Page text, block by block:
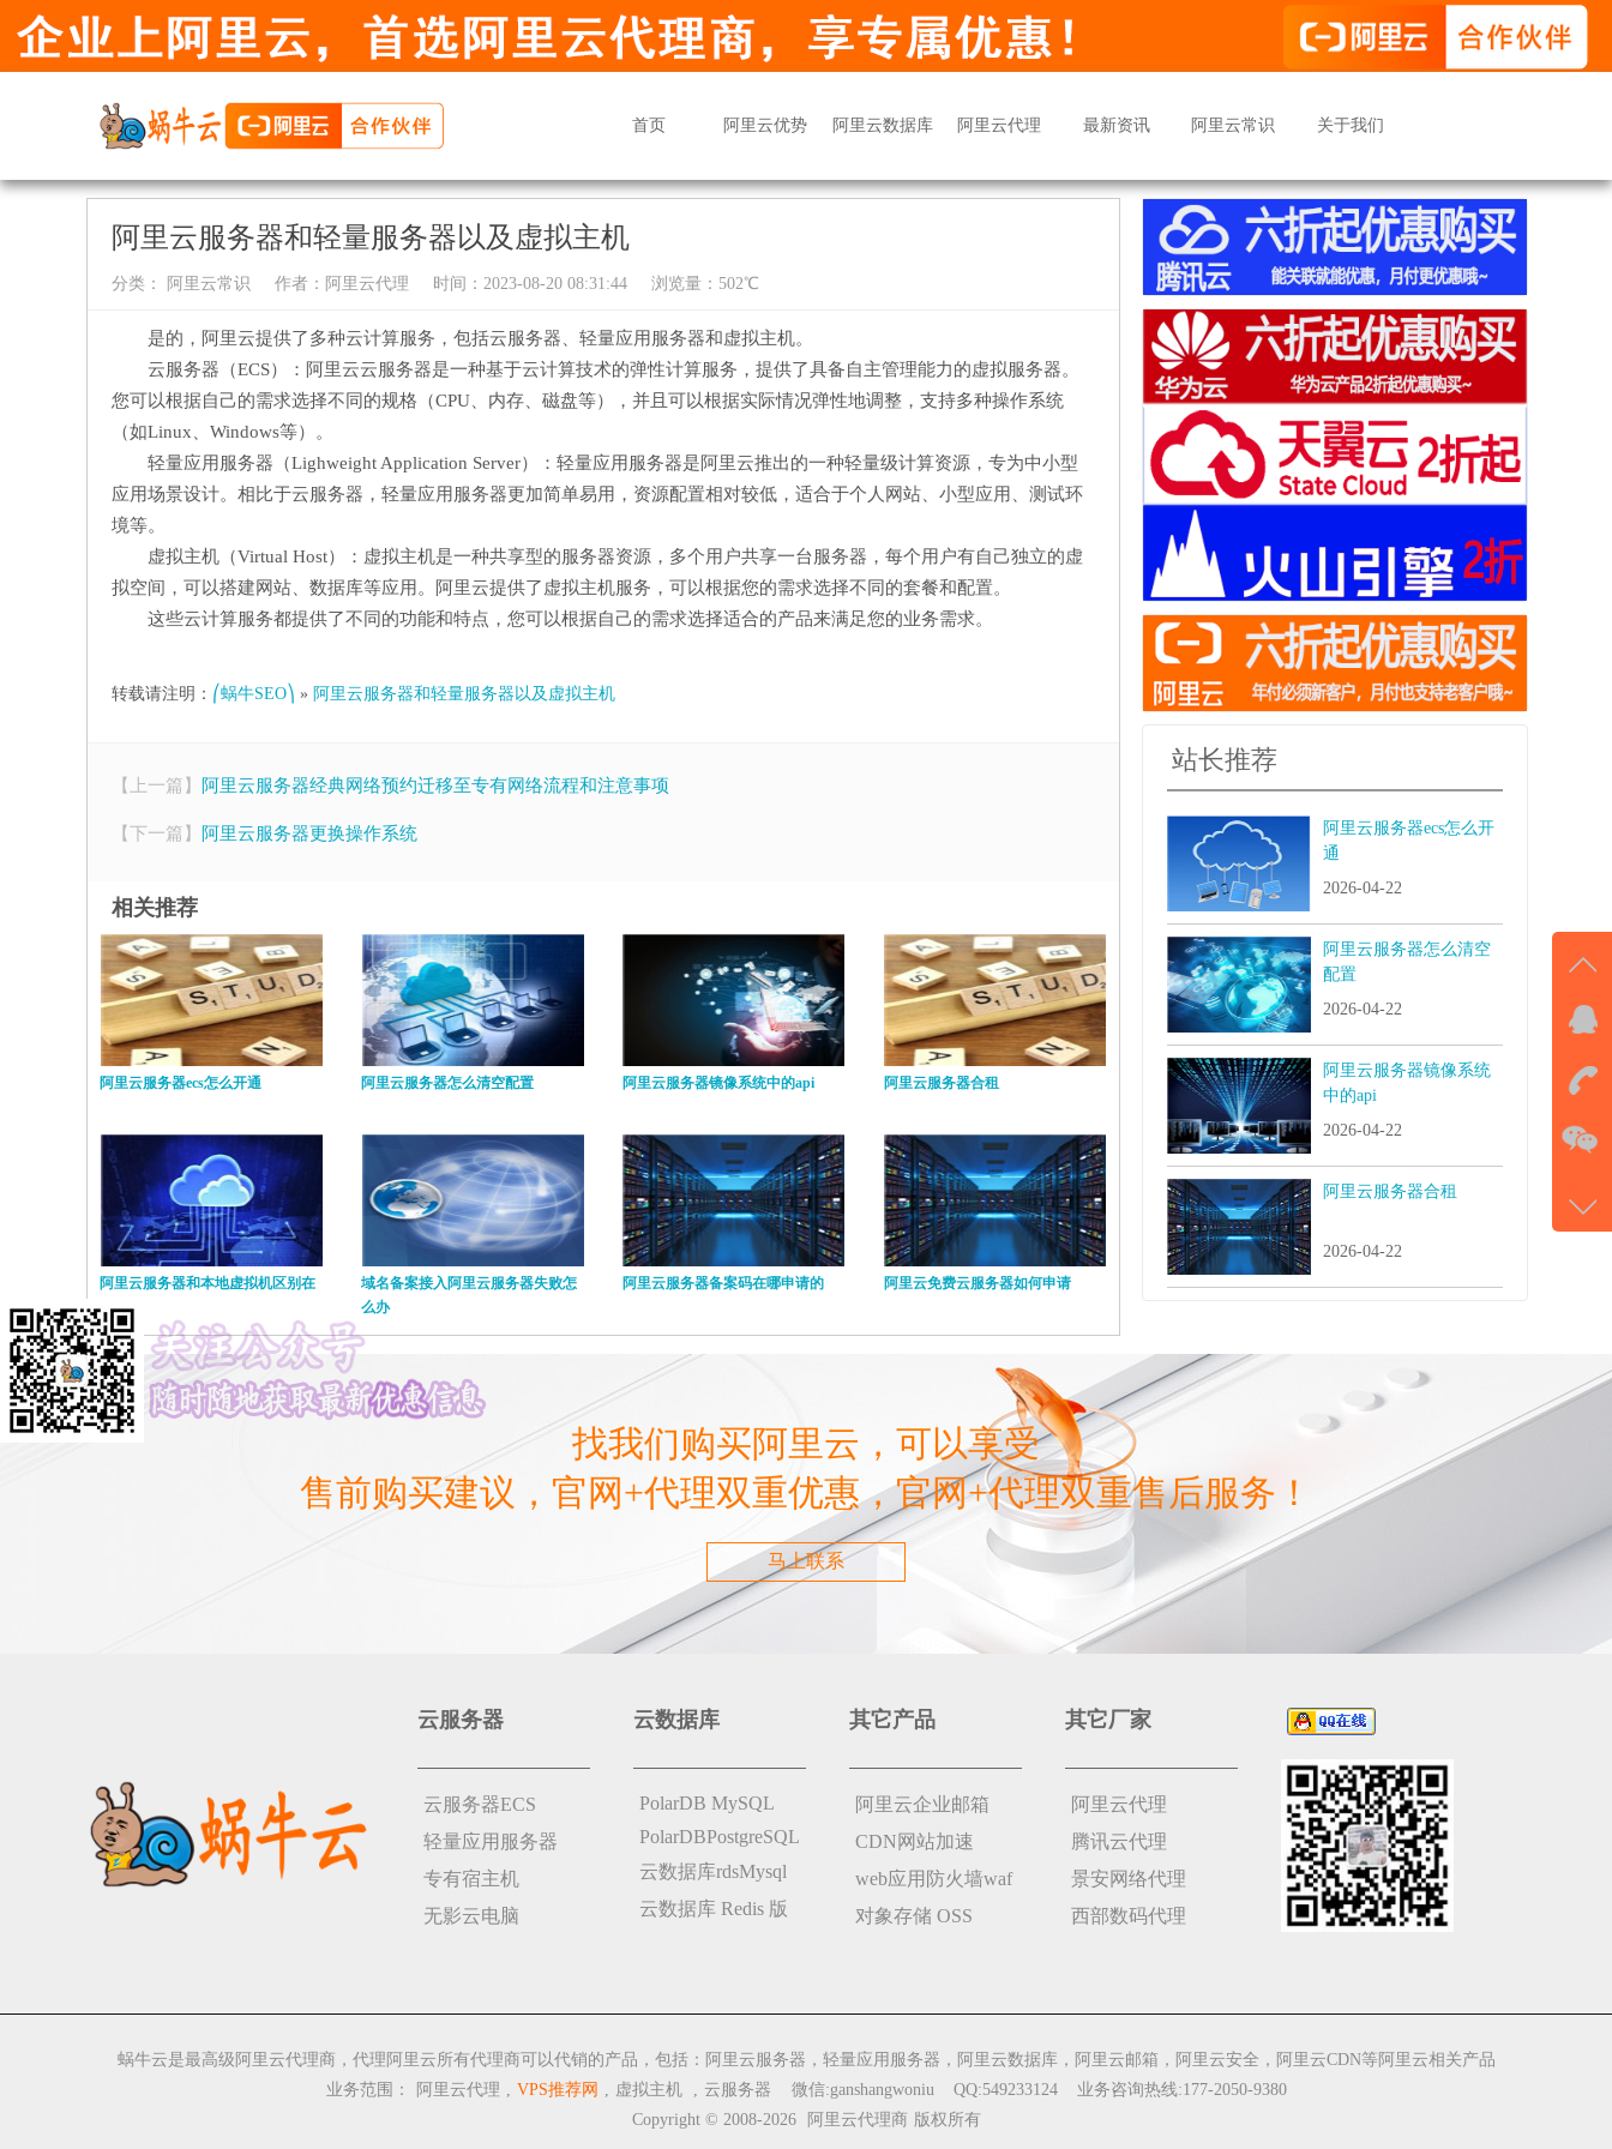
首页 阿里云优势 阿里云数据库 阿里云代理 最新资讯 阿里云常识 关于我们
阿里云服务器和轻量服务器以及虚拟主机
分类： 阿里云常识 作者： 阿里云代理 时间：2023-08-20 08:31:44 浏览量：502℃
是的，阿里云提供了多种云计算服务，包括云服务器、轻量应用服务器和虚拟主机。
云服务器（ECS）：阿里云云服务器是一种基于云计算技术的弹性计算服务，提供了具备自主管理能力的虚拟服务器。
您可以根据自己的需求选择不同的规格（CPU、内存、磁盘等），并且可以根据实际情况弹性地调整，支持多种操作系统
（如Linux、Windows等）。
轻量应用服务器（Lighweight Application Server）：轻量应用服务器是阿里云推出的一种轻量级计算资源，专为中小型
应用场景设计。相比于云服务器，轻量应用服务器更加简单易用，资源配置相对较低，适合于个人网站、小型应用、测试环
境等。
虚拟主机（Virtual Host）：虚拟主机是一种共享型的服务器资源，多个用户共享一台服务器，每个用户有自己独立的虚
拟空间，可以搭建网站、数据库等应用。阿里云提供了虚拟主机服务，可以根据您的需求选择不同的套餐和配置。
这些云计算服务都提供了不同的功能和特点，您可以根据自己的需求选择适合的产品来满足您的业务需求。
转载请注明： ⎛蜗牛SEO⎞ » 阿里云服务器和轻量服务器以及虚拟主机
【上一篇】 阿里云服务器经典网络预约迁移至专有网络流程和注意事项
【下一篇】 阿里云服务器更换操作系统
相关推荐
阿里云服务器ecs怎么开通 阿里云服务器怎么清空配置 阿里云服务器镜像系统中的api 阿里云服务器合租
阿里云服务器和本地虚拟机区别在
哪里
域名备案接入阿里云服务器失败怎
么办
阿里云服务器备案码在哪申请的 阿里云免费云服务器如何申请
站长推荐
阿里云服务器ecs怎么开
通
2026-04-22
阿里云服务器怎么清空
配置
2026-04-22
阿里云服务器镜像系统
中的api
2026-04-22
阿里云服务器合租
2026-04-22
找我们购买阿里云，可以享受
售前购买建议，官网+代理双重优惠，官网+代理双重售后服务！
马上联系
云服务器
云服务器ECS
轻量应用服务器
专有宿主机
无影云电脑
云数据库
PolarDB MySQL
PolarDBPostgreSQL
云数据库rdsMysql
云数据库 Redis 版
其它产品
阿里云企业邮箱
CDN网站加速
web应用防火墙waf
对象存储 OSS
其它厂家
阿里云代理
腾讯云代理
景安网络代理
西部数码代理
蜗牛云是最高级阿里云代理商，代理阿里云所有代理商可以代销的产品，包括：阿里云服务器，轻量应用服务器，阿里云数据库，阿里云邮箱，阿里云安全，阿里云CDN等阿里云相关产品
业务范围：
阿里云代理 , VPS推荐网 , 虚拟主机 , 云服务器
微信:ganshangwoniu QQ:549233124 业务咨询热线:177-2050-9380
Copyright © 2008-2026
阿里云代理商 版权所有
QQ
击
177-